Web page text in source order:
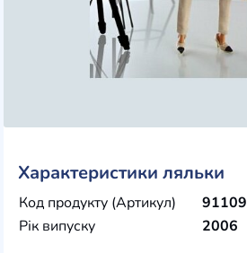
Характеристики ляльки
Код продукту (Артикул)
91109
Рік випуску
2006